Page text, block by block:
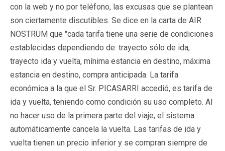
con la web y no por teléfono, las excusas que se plantean
son ciertamente discutibles. Se dice en la carta de AIR
NOSTRUM que "cada tarifa tiene una serie de condiciones
establecidas dependiendo de: trayecto sólo de ida,
trayecto ida y vuelta, mínima estancia en destino, máxima
estancia en destino, compra anticipada. La tarifa
económica a la que el Sr. PICASARRI accedió, es tarifa de
ida y vuelta, teniendo como condición su uso completo. Al
no hacer uso de la primera parte del viaje, el sistema
automáticamente cancela la vuelta. Las tarifas de ida y
vuelta tienen un precio inferior y se compran siempre de